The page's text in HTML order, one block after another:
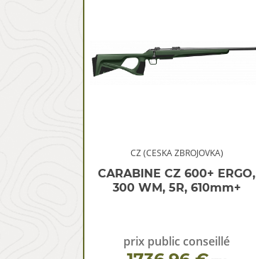
CZ (CESKA ZBROJOVKA)
CARABINE CZ 600+ ERGO,
300 WM, 5R, 610mm+
prix public conseillé